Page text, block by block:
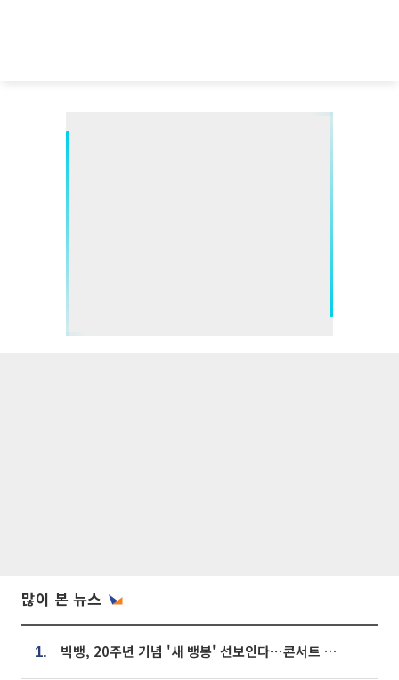
많이 본 뉴스
1. 빅뱅, 20주년 기념 '새 뱅봉' 선보인다⋯콘서트 앞두고 팝업 개최